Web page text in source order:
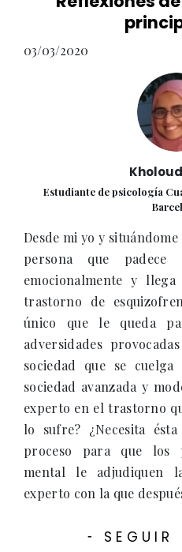
03/03/2020
Estudiante de psicología
Desde mi yo y
persona que
emocionalmente y
trastorno de
único que le queda
adversidades
sociedad que se
sociedad avanzada y
experto en el trastorno
lo sufre? ¿Necesita
proceso para que los
mental le adjudiquen
experto con la que
- SEGUIR